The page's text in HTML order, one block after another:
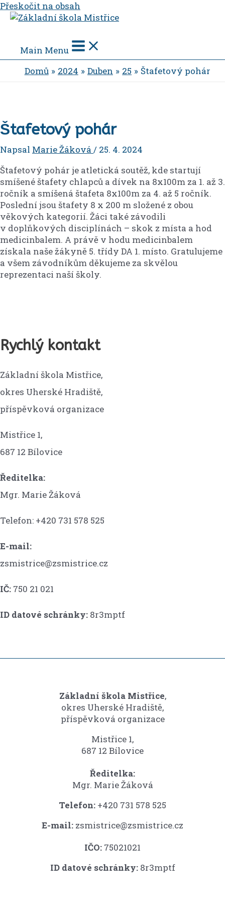
Přeskočit na obsah
Main Menu
Domů
2024 Duben 25 Štafetový pohár
Štafetový pohár
Napsal Marie Žáková / 25. 4. 2024
Štafetový pohár je atletická soutěž, kde startují
smíšené štafety chlapců a dívek na 8x100m za 1. až 3.
ročník a smíšená štafeta 8x100m za 4. až 5 ročník.
Poslední jsou štafety 8 x 200 m složené z obou
věkových kategorií. Žáci také závodili
v doplňkových disciplínách – skok z místa a hod
medicinbalem. A právě v hodu medicinbalem
získala naše žákyně 5. třídy DA 1. místo. Gratulujeme
a všem závodníkům děkujeme za skvělou
reprezentaci naší školy.
Rychlý kontakt
Základní škola Mistřice,
okres Uherské Hradiště,
příspěvková organizace
Mistřice 1,
687 12 Bílovice
Ředitelka:
Mgr. Marie Žáková
Telefon: +420 731 578 525
E-mail:
zsmistrice@zsmistrice.cz
IČ: 750 21 021
ID datové schránky: 8r3mptf
Základní škola Mistřice,
okres Uherské Hradiště,
příspěvková organizace
Mistřice 1,
687 12 Bílovice
Ředitelka:
Mgr. Marie Žáková
Telefon: +420 731 578 525
E-mail: zsmistrice@zsmistrice.cz
IČO: 75021021
ID datové schránky:8r3mptf